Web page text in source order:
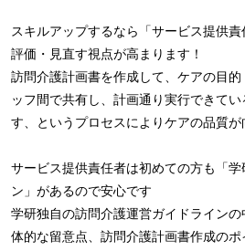
スキルアップするなら「サービス提供
評価・見直す視点が高まります！
訪問介護計画書を作成して、ケアの目
ッフ間で共有し、計画通り実行できて
す、というプロセスによりケアの品質が
サービス提供責任者は初めての方も「
ン」があるので安心です
学研独自の訪問介護運営ガイドライン
体的な留意点、訪問介護計画書作成の